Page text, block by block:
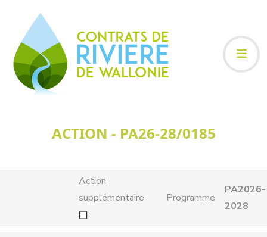
ACTION - PA26-28/0185
Action
supplémentaire
Programme
PA2026-
2028